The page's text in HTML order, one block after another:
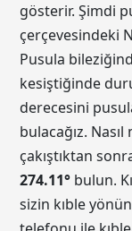
gösterir. Şimdi
çerçevesindeki
Pusula
kesiştiğinde
derecesini
bulacağız.
çakıştıktan
274.11° bulun.
sizin kıble